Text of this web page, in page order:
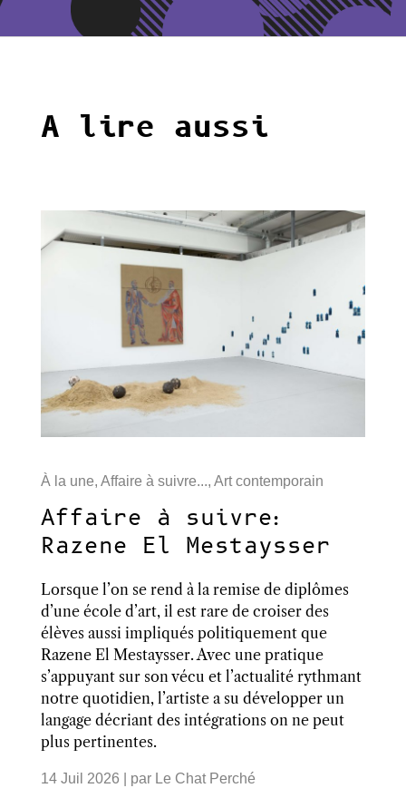
A lire aussi
À la une, Affaire à suivre..., Art contemporain
Affaire à suivre:
Razene El Mestaysser
Lorsque l’on se rend à la remise de diplômes
d’une école d’art, il est rare de croiser des
élèves aussi impliqués politiquement que
Razene El Mestaysser. Avec une pratique
s’appuyant sur son vécu et l’actualité rythmant
notre quotidien, l’artiste a su développer un
langage décriant des intégrations on ne peut
plus pertinentes.
14 Juil 2026 | par Le Chat Perché